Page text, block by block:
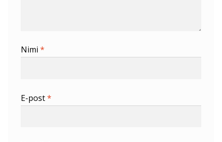
Nimi *
E-post*